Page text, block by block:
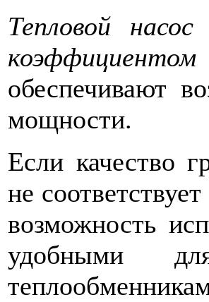
Тепловой насос
обеспечивают
мощности.
Если качество
не
возможность
удобными